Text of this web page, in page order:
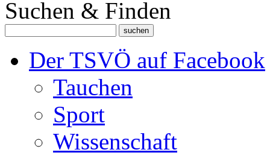
Suchen & Finden
Der TSVÖ auf Facebook
Tauchen
Sport
Wissenschaft